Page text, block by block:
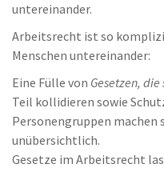
untereinander.
Arbeitsrecht ist so
Menschen untereinander:
Eine Fülle von Gesetzen,
Teil kollidieren sowie
Personengruppen machen
unübersichtlich.
Gesetze im Arbeitsrecht